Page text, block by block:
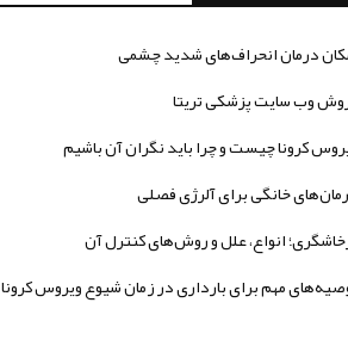
درمان انحراف‌های شدید چشمی
وب سایت پزشکی تریتا
کرونا چیست و چرا باید نگران آن باشیم
خانگی برای آلرژی فصلی
انواع، علل و روش‌های کنترل آن
مهم برای بارداری در زمان شیوع ویروس کرونا